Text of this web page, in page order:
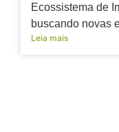
Ecossistema de
buscando novas
Leia mais